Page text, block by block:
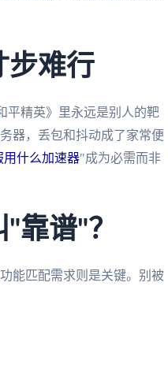
步难行
平精英》里永远是别人的靶
器，丢包和抖动成了家常便
用什么加速器"成为必需而非
靠谱"？
能匹配需求则是关键。别被